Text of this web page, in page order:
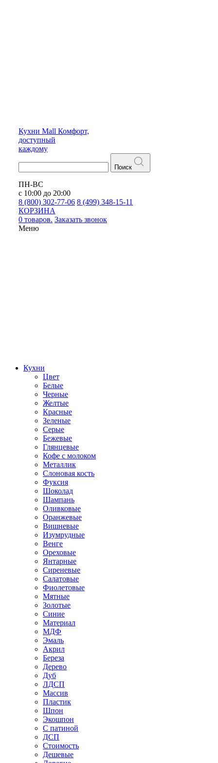
Кухни Mall Комфорт,
доступный
каждому
Поиск
ПН-ВС
с 10:00 до 20:00
8 (800) 302-77-06 8 (499) 348-15-11
КОРЗИНА
0 товаров. Заказать звонок
Меню
Кухни
Цвет
Белые
Черные
Желтые
Красные
Зеленые
Серые
Бежевые
Глянцевые
Кофе с молоком
Металлик
Слоновая кость
Фуксия
Шоколад
Шампань
Оливковые
Оранжевые
Вишневые
Изумрудные
Венге
Ореховые
Янтарные
Сиреневые
Салатовые
Фиолетовые
Мятные
Золотые
Синие
Материал
МДФ
Эмаль
Акрил
Береза
Дерево
Дуб
ЛДСП
Массив
Пластик
Шпон
Экошпон
С патиной
ДСП
Стоимость
Дешевые